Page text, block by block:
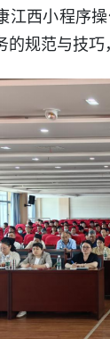
江西小程序
的规范与技巧